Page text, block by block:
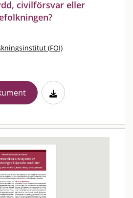
civilförsvar eller
(FOI)